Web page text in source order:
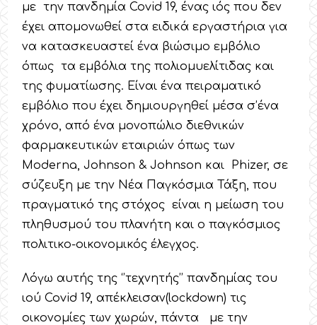
με την πανδημία Covid 19, ένας ιός που δεν
έχει απομονωθεί στα ειδικά εργαστήρια για
να κατασκευαστεί ένα βιώσιμο εμβόλιο
όπως τα εμβόλια της πολιομυελίτιδας και
της φυματίωσης. Είναι ένα πειραματικό
εμβόλιο που έχει δημιουργηθεί μέσα σ’ένα
χρόνο, από ένα μονοπώλιο διεθνικών
φαρμακευτικών εταιριών όπως των
Moderna, Johnson & Johnson και Phizer, σε
σύζευξη με την Νέα Παγκόσμια Τάξη, που
πραγματικό της στόχος είναι η μείωση του
πληθυσμού του πλανήτη και ο παγκόσμιος
πολιτικο-οικονομικός έλεγχος.
Λόγω αυτής της ‘’τεχνητής’’ πανδημίας του
ιού Covid 19, απέκλεισαν(lockdown) τις
οικονομίες των χωρών, πάντα με την